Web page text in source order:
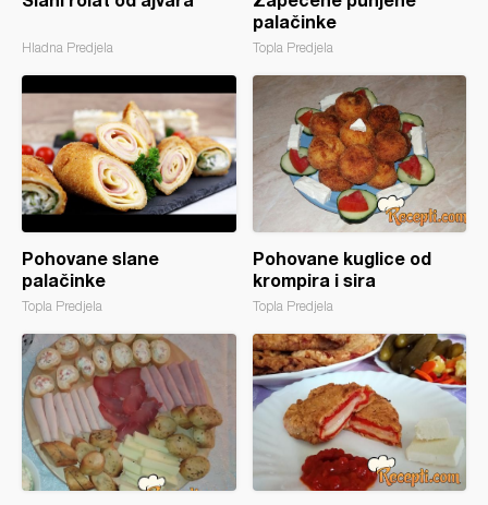
Hladna Predjela
palačinke
Topla Predjela
Pohovane slane
palačinke
Topla Predjela
Pohovane kuglice od
krompira i sira
Topla Predjela